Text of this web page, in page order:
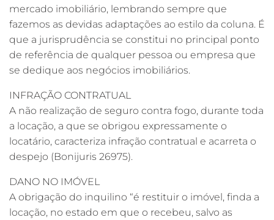
mercado imobiliário, lembrando sempre que
fazemos as devidas adaptações ao estilo da coluna. É
que a jurisprudência se constitui no principal ponto
de referência de qualquer pessoa ou empresa que
se dedique aos negócios imobiliários.
INFRAÇÃO CONTRATUAL
A não realização de seguro contra fogo, durante toda
a locação, a que se obrigou expressamente o
locatário, caracteriza infração contratual e acarreta o
despejo (Bonijuris 26975).
DANO NO IMÓVEL
A obrigação do inquilino “é restituir o imóvel, finda a
locação, no estado em que o recebeu, salvo as